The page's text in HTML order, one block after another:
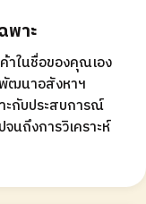
พาะ
าในชื่อของคุณเอง
พัฒนาอสังหาฯ
ะกับประสบการณ์
นถึงการวิเคราะห์